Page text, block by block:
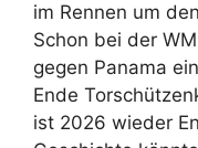
im Rennen um
Schon bei der
gegen Panama
Ende
ist 2026 wieder